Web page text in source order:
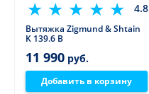
4.8
Вытяжка Zigmund & Shtain
K 139.6 B
11 990 руб.
Добавить в корзину